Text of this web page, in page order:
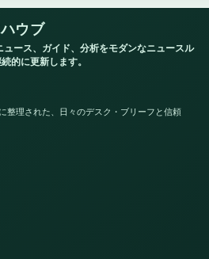
ウブ
ース、ガイド、分析をモダンなニュースル
的に更新します。
整理された、日々のデスク・ブリーフと信頼